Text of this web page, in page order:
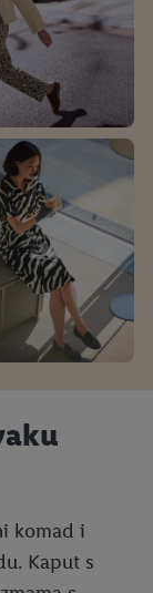
komad i
Kaput s